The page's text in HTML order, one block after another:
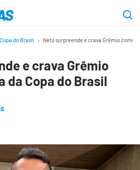
Copa do Brasil Neto surpreende e crava Grêmio como
e crava Grêmio
da Copa do Brasil